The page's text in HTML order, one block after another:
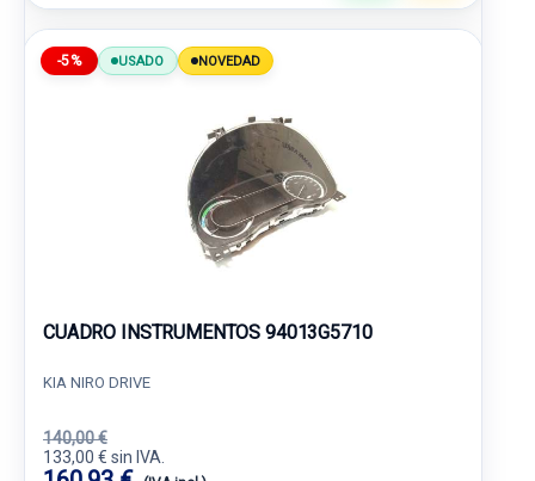
-5% USADO NOVEDAD
CUADRO INSTRUMENTOS 94013G5710
KIA NIRO DRIVE
140,00 €
133,00 € sin IVA.